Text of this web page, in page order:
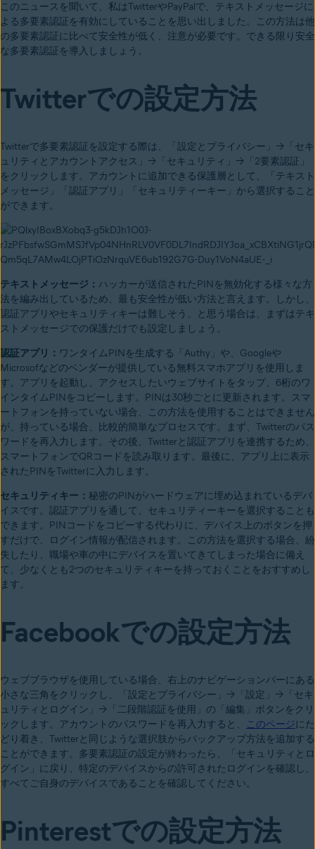
このニュースを聞いて、私はTwitterやPayPalで、テキストメッセージに
よる多要素認証を有効にしていることを思い出しました。この方法は他
の多要素認証に比べて安全性が低く、注意が必要です。できる限り安全
な多要素認証を導入しましょう。
Twitterでの設定方法
Twitterで多要素認証を設定する際は、「設定とプライバシー」→「セキ
ュリティとアカウントアクセス」→「セキュリティ」→「2要素認証」
をクリックします。アカウントに追加できる保護層として、「テキスト
メッセージ」「認証アプリ」「セキュリティーキー」から選択すること
ができます。
テキストメッセージ： ハッカーが送信されたPINを無効化する様々な方
法を編み出しているため、最も安全性が低い方法と言えます。しかし、
認証アプリやセキュリティキーは難しそう、と思う場合は、まずはテキ
ストメッセージでの保護だけでも設定しましょう。
認証アプリ： ワンタイムPINを生成する「Authy」や、Googleや
Microsofなどのベンダーが提供している無料スマホアプリを使用しま
す。アプリを起動し、アクセスしたいウェブサイトをタップ、6桁のワ
インタイムPINをコピーします。PINは30秒ごとに更新されます。スマ
ートフォンを持っていない場合、この方法を使用することはできません
が、持っている場合、比較的簡単なプロセスです。まず、Twitterのパス
ワードを再入力します。その後、Twitterと認証アプリを連携するため、
スマートフォンでQRコードを読み取ります。最後に、アプリ上に表示
されたPINをTwitterに入力します。
セキュリティキー： 秘密のPINがハードウェアに埋め込まれているデバ
イスです。認証アプリを通して、セキュリティーキーを選択することも
できます。PINコードをコピーする代わりに、デバイス上のボタンを押
すだけで、ログイン情報が配信されます。この方法を選択する場合、紛
失したり、職場や車の中にデバイスを置いてきてしまった場合に備え
て、少なくとも2つのセキュリティキーを持っておくことをおすすめし
ます。
Facebookでの設定方法
ウェブブラウザを使用している場合、右上のナビゲーションバーにある
小さな三角をクリックし、「設定とプライバシー」→「設定」→「セキ
ュリティとログイン」→「二段階認証を使用」の「編集」ボタンをクリ
ックします。アカウントのパスワードを再入力すると、
このページにた
どり着き、Twitterと同じような選択肢からバックアップ方法を追加する
ことができます。多要素認証の設定が終わったら、「セキュリティとロ
グイン」に戻り、特定のデバイスからの許可されたログインを確認し、
すべてご自身のデバイスであることを確認してください。
Pinterestでの設定方法